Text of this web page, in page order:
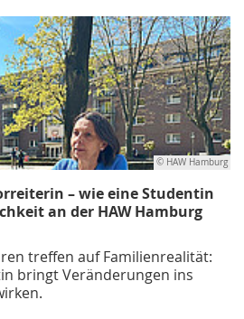
© HAW Hamburg
– wie eine Studentin
an der HAW Hamburg
treffen auf Familienrealität:
bringt Veränderungen ins